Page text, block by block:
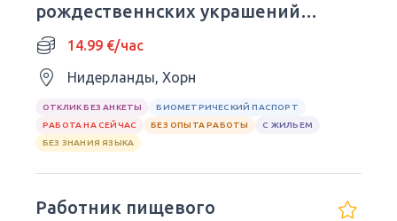
рождественнских украшений и
икебан14.99 €/час
Нидерланды, Хорн
ОТКЛИК БЕЗ АНКЕТЫ
БИОМЕТРИЧЕСКИЙ ПАСПОРТ
РАБОТА НА СЕЙЧАС
БЕЗ ОПЫТА РАБОТЫ
С ЖИЛЬЕМ
БЕЗ ЗНАНИЯ ЯЗЫКА
Работник пищевого